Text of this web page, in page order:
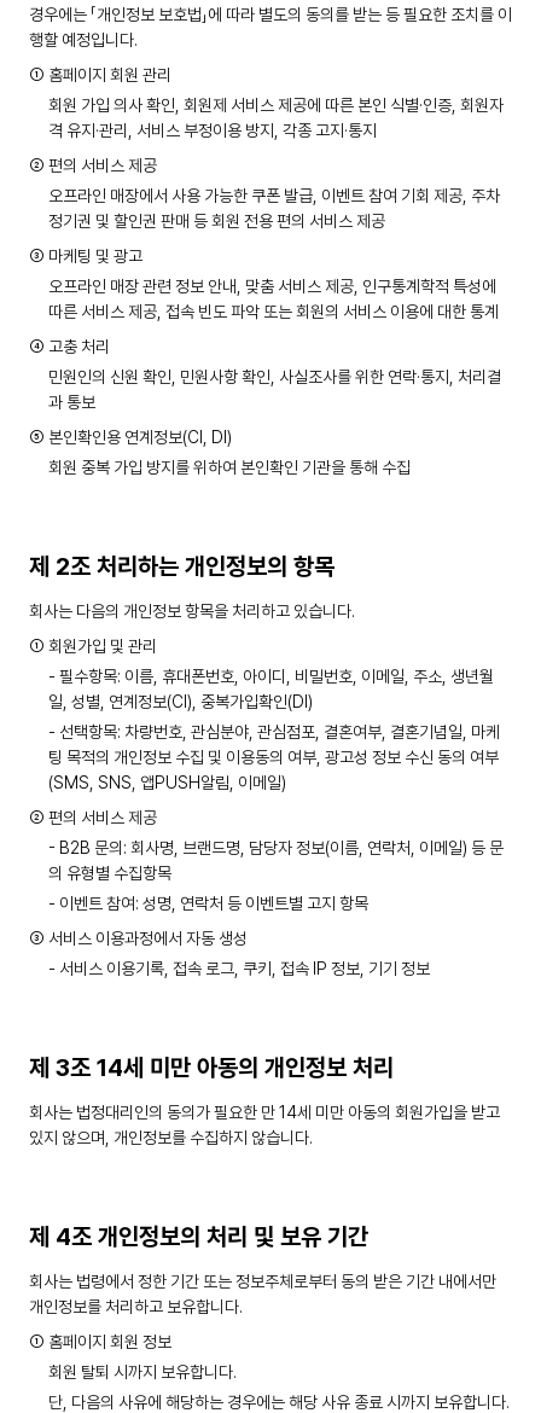
경우에는 「개인정보 보호법」에 따라 별도의 동의를 받는 등 필요한 조치를 이
행할 예정입니다.
① 홈페이지 회원 관리
회원 가입 의사 확인, 회원제 서비스 제공에 따른 본인 식별·인증, 회원자
격 유지·관리, 서비스 부정이용 방지, 각종 고지·통지
② 편의 서비스 제공
오프라인 매장에서 사용 가능한 쿠폰 발급, 이벤트 참여 기회 제공, 주차
정기권 및 할인권 판매 등 회원 전용 편의 서비스 제공
③ 마케팅 및 광고
오프라인 매장 관련 정보 안내, 맞춤 서비스 제공, 인구통계학적 특성에
따른 서비스 제공, 접속 빈도 파악 또는 회원의 서비스 이용에 대한 통계
④ 고충 처리
민원인의 신원 확인, 민원사항 확인, 사실조사를 위한 연락·통지, 처리결
과 통보
⑤ 본인확인용 연계정보(CI, DI)
회원 중복 가입 방지를 위하여 본인확인 기관을 통해 수집
제 2조 처리하는 개인정보의 항목
회사는 다음의 개인정보 항목을 처리하고 있습니다.
① 회원가입 및 관리
- 필수항목: 이름, 휴대폰번호, 아이디, 비밀번호, 이메일, 주소, 생년월
일, 성별, 연계정보(CI), 중복가입확인(DI)
- 선택항목: 차량번호, 관심분야, 관심점포, 결혼여부, 결혼기념일, 마케
팅 목적의 개인정보 수집 및 이용동의 여부, 광고성 정보 수신 동의 여부
(SMS, SNS, 앱PUSH알림, 이메일)
② 편의 서비스 제공
- B2B 문의: 회사명, 브랜드명, 담당자 정보(이름, 연락처, 이메일) 등 문
의 유형별 수집항목
- 이벤트 참여: 성명, 연락처 등 이벤트별 고지 항목
③ 서비스 이용과정에서 자동 생성
- 서비스 이용기록, 접속 로그, 쿠키, 접속 IP 정보, 기기 정보
제 3조 14세 미만 아동의 개인정보 처리
회사는 법정대리인의 동의가 필요한 만 14세 미만 아동의 회원가입을 받고
있지 않으며, 개인정보를 수집하지 않습니다.
제 4조 개인정보의 처리 및 보유 기간
회사는 법령에서 정한 기간 또는 정보주체로부터 동의 받은 기간 내에서만
개인정보를 처리하고 보유합니다.
① 홈페이지 회원 정보
회원 탈퇴 시까지 보유합니다.
단, 다음의 사유에 해당하는 경우에는 해당 사유 종료 시까지 보유합니다.